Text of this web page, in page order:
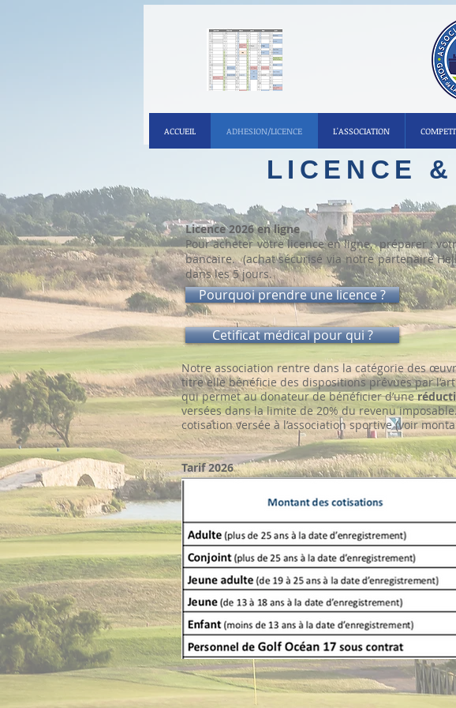
ACCUEIL ADHESION/LICENCE L'ASSOCIATION
LICENCE
Licence 2026 en ligne
Pour acheter votre licence en ligne, préparer :
bancaire. (achat sécurisé via notre partenaire
dans les 5 jours.
Pourquoi prendre une licence ?
Cetificat médical pour qui ?
Notre association rentre dans la catégorie des
titre elle bénéficie des dispositions prévues par
qui permet au donateur de bénéficier d’une
versées dans la limite de 20% du revenu
cotisation versée à l’association sportive (voir
Tarif 2026​